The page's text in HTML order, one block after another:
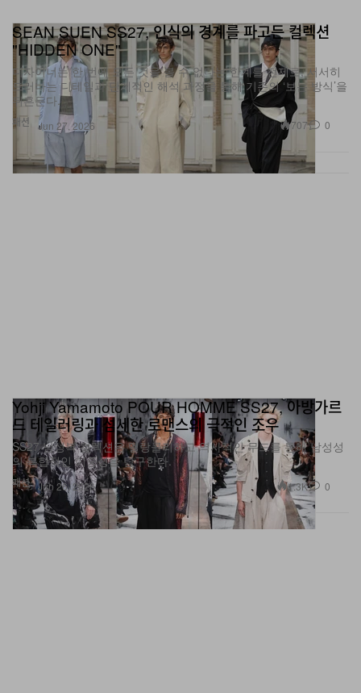
패션
SEAN SUEN SS27, 인식의 경계를 파고든 컬렉션
"HIDDEN ONE"
디자이너는 한 번에 모든 것을 볼 수 없다는 한계를 전제로, 서서히
드러나는 디테일과 단계적인 해석 과정을 통해 기존의 ‘보는 방식’을
뒤흔든다.
Jun 27, 2026 707 0
패션
Yohji Yamamoto POUR HOMME SS27, 아방가르
드 테일러링과 섬세한 로맨스의 극적인 조우
SS27 남성복 컬렉션은 멜랑콜리하고 역사적인 무드를 통해 남성성
의 복합적인 이중성을 탐구한다.
Jun 26, 2026 1.3K 0